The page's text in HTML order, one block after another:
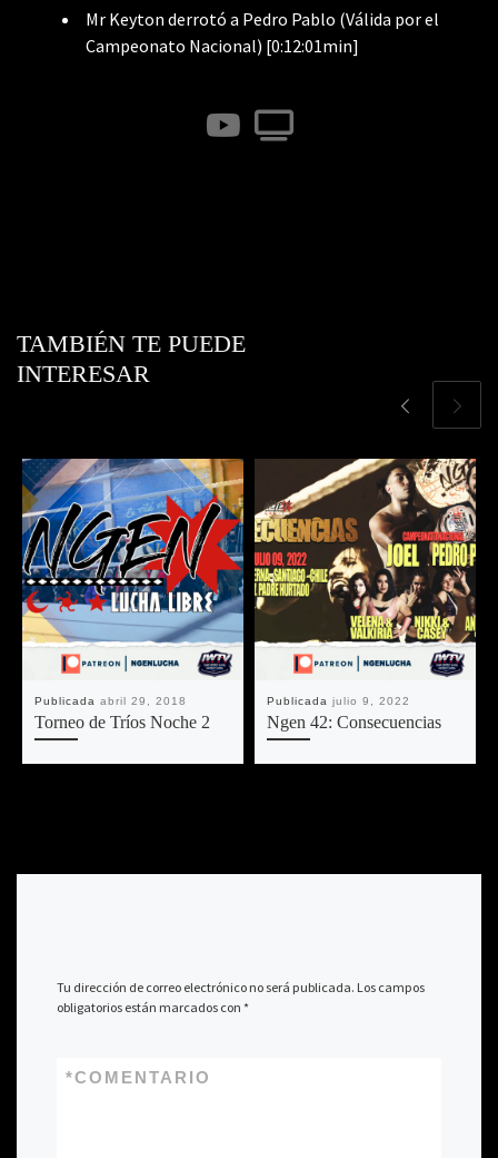
Mr Keyton derrotó a Pedro Pablo (Válida por el
Campeonato Nacional) [0:12:01min]
fab fa-youtube
fas fa-tv
TAMBIÉN TE PUEDE
INTERESAR
Publicadaabril 29, 2018
Torneo de Tríos Noche 2
Publicadajulio 9, 2022
Ngen 42: Consecuencias
Tu dirección de correo electrónico no será publicada. Los campos
obligatorios están marcados con*
COMENTARIO
*